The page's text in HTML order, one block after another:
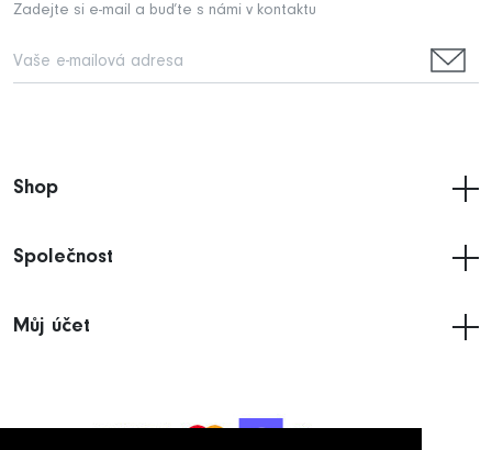
Zadejte si e-mail a buďte s námi v kontaktu
Shop
Společnost
Můj účet